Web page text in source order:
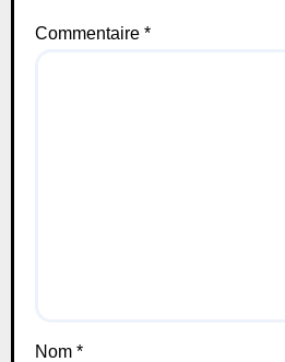
Commentaire *
Nom *